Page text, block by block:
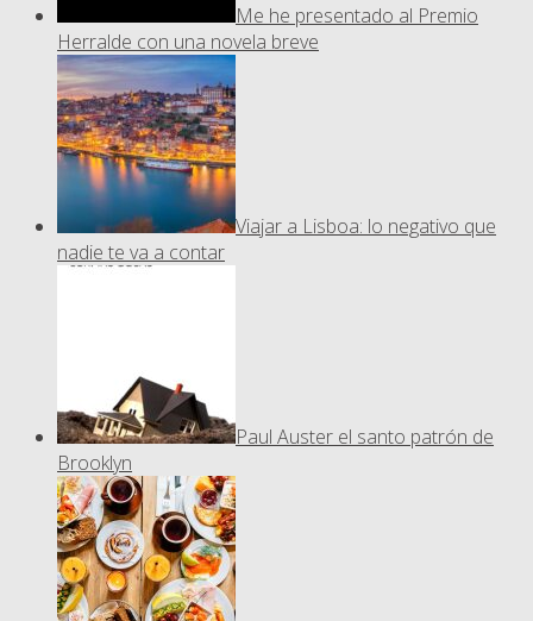
Me he presentado al Premio
Herralde con una novela breve
Viajar a Lisboa: lo negativo que
nadie te va a contar
Paul Auster el santo patrón de
Brooklyn